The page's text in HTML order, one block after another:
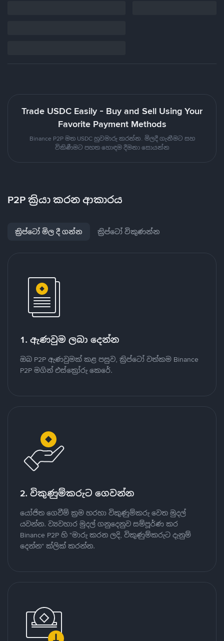
Trade USDC Easily - Buy and Sell Using Your
Favorite Payment Methods
Binance P2P මත USDC හුවමාරු කරන්න. මිලදී ගැනීමට සහ
විකිණීමට පහත හොඳම දීමනා සොයන්න
P2P ක්‍රියා කරන ආකාරය
ක්‍රිප්ටෝ මිල දී ගන්න ක්‍රිප්ටෝ විකුණන්න
1. ඇණවුම ලබා දෙන්න
ඔබ P2P ඇණවුමක් කළ පසුව, ක්‍රිප්ටෝ වත්කම Binance
P2P මගින් එස්ක්‍රෝරු කෙරේ.
2. විකුණුම්කරුට ගෙවන්න
යෝජිත ගෙවීම් ක්‍රම හරහා විකුණුම්කරු වෙත මුදල්
යවන්න. ව්‍යවහාර මුදල් ගනුදෙනුව සම්පූර්ණ කර
Binance P2P හි "මාරු කරන ලදි, විකුණුම්කරුට දැනුම්
දෙන්න" ක්ලික් කරන්න.